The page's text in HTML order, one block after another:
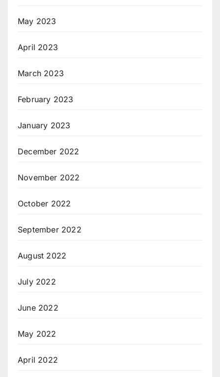
May 2023
April 2023
March 2023
February 2023
January 2023
December 2022
November 2022
October 2022
September 2022
August 2022
July 2022
June 2022
May 2022
April 2022